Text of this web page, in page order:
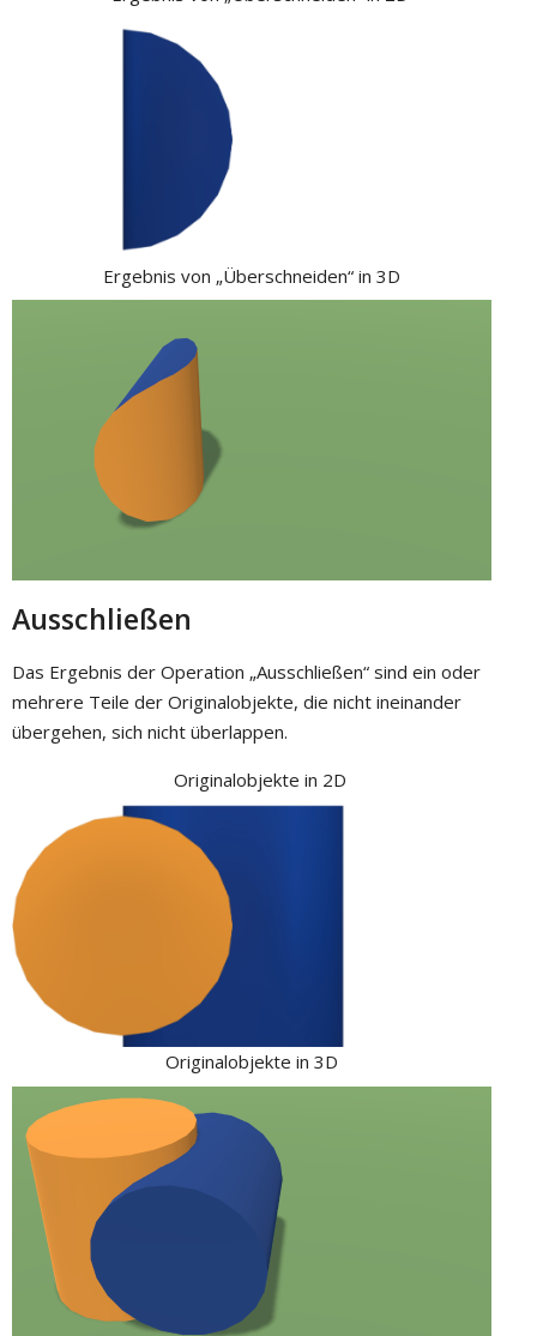
Ergebnis von „Überschneiden“ in 3D
Ausschließen
Das Ergebnis der Operation „Ausschließen“ sind ein oder
mehrere Teile der Originalobjekte, die nicht ineinander
übergehen, sich nicht überlappen.
Originalobjekte in 2D
Originalobjekte in 3D